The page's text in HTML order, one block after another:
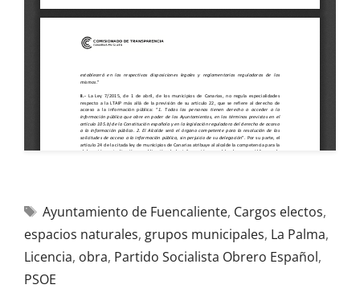
Ayuntamiento de Fuencaliente, Cargos electos,
espacios naturales, grupos municipales, La Palma,
Licencia, obra, Partido Socialista Obrero Español,
PSOE